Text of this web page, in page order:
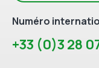
Numéro
+33 (0)3 28